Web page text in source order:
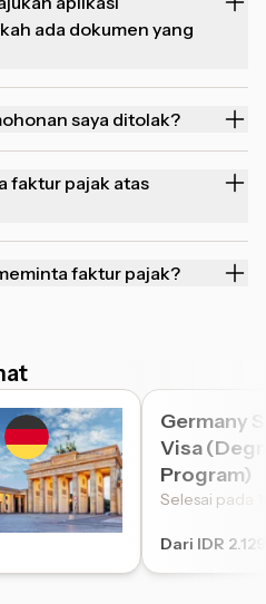
ada dokumen yang
saya ditolak?
faktur pajak atas
faktur pajak?
Germany
Visa
Program)
Selesai pada
Dari IDR